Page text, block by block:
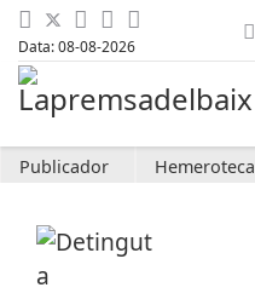
Data: 08-08-2026
Publicador Hemeroteca